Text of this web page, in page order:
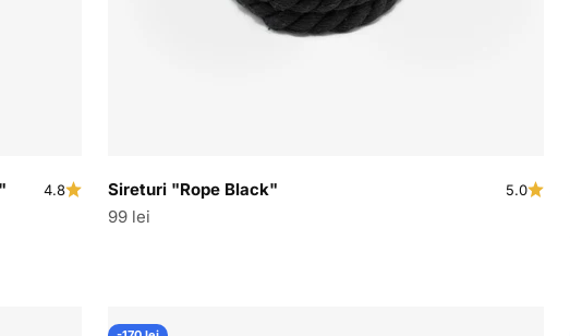
4.8 Sireturi "Rope Black" 5.0
Pret redus
99 lei